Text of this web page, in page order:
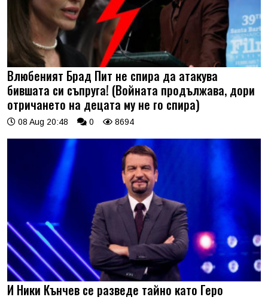
Влюбеният Брад Пит не спира да атакува
бившата си съпруга! (Войната продължава, дори
отричането на децата му не го спира)
08 Aug 20:48 0 8694
И Ники Кънчев се разведе тайно като Геро